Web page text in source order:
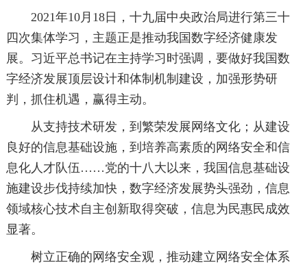
2021年10月18日，十九届中央政治局进行第三十
四次集体学习，主题正是推动我国数字经济健康发
展。习近平总书记在主持学习时强调，要做好我国数
字经济发展顶层设计和体制机制建设，加强形势研
判，抓住机遇，赢得主动。
从支持技术研发，到繁荣发展网络文化；从建设
良好的信息基础设施，到培养高素质的网络安全和信
息化人才队伍……党的十八大以来，我国信息基础设
施建设步伐持续加快，数字经济发展势头强劲，信息
领域核心技术自主创新取得突破，信息为民惠民成效
显著。
树立正确的网络安全观，推动建立网络安全体系